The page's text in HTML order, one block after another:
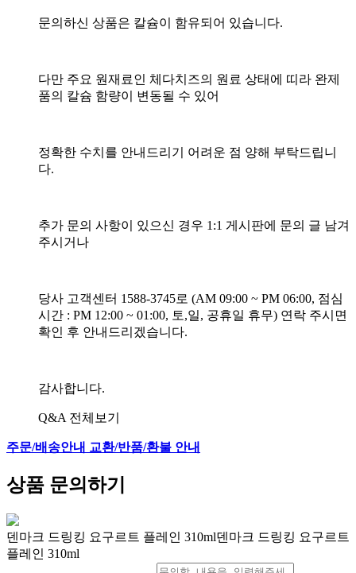
문의하신 상품은 칼슘이 함유되어 있습니다.
다만 주요 원재료인 체다치즈의 원료 상태에 띠라 완제
품의 칼슘 함량이 변동될 수 있어
정확한 수치를 안내드리기 어려운 점 양해 부탁드립니
다.
추가 문의 사항이 있으신 경우 1:1 게시판에 문의 글 남겨
주시거나
당사 고객센터 1588-3745로 (AM 09:00 ~ PM 06:00, 점심
시간 : PM 12:00 ~ 01:00, 토,일, 공휴일 휴무) 연락 주시면
확인 후 안내드리겠습니다.
감사합니다.
Q&A 전체보기
주문/배송안내 교환/반품/환불 안내
상품 문의하기
덴마크 드링킹 요구르트 플레인 310ml덴마크 드링킹 요구르트
플레인 310ml